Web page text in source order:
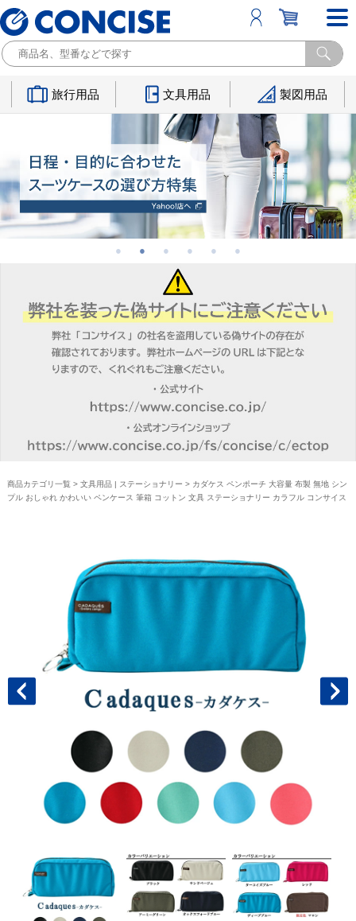
旅行用品 文具用品 製図用品
商品カテゴリ一覧 > 文具用品 | ステーショナリー > カダケス ペンポーチ 大容量 布製 無地 シン
プル おしゃれ かわいい ペンケース 筆箱 コットン 文具 ステーショナリー カラフル コンサイス